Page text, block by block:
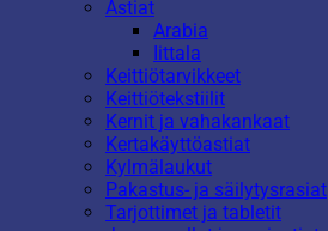
Astiat
Arabia
Iittala
Keittiötarvikkeet
Keittiötekstiilit
Kernit ja vahakankaat
Kertakäyttöastiat
Kylmälaukut
Pakastus- ja säilytysrasiat
Tarjottimet ja tabletit